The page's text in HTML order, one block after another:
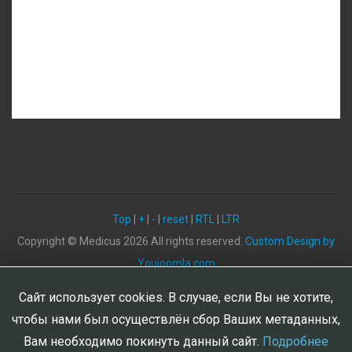
Top + - reset RTL
LTR
Copyright © Medicus 2026 All rights reserved. Custom Design by
Youjoomla.com
Сайт использует cookies. В случае, если Вы не хотите,
чтобы нами был осуществлён сбор Ваших метаданных,
Вам необходимо покинуть данный сайт. Подробнее